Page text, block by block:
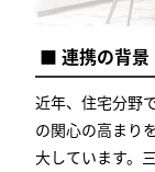
■ 連携の背景
近年、住宅分野
の関心の高まり
大しています。